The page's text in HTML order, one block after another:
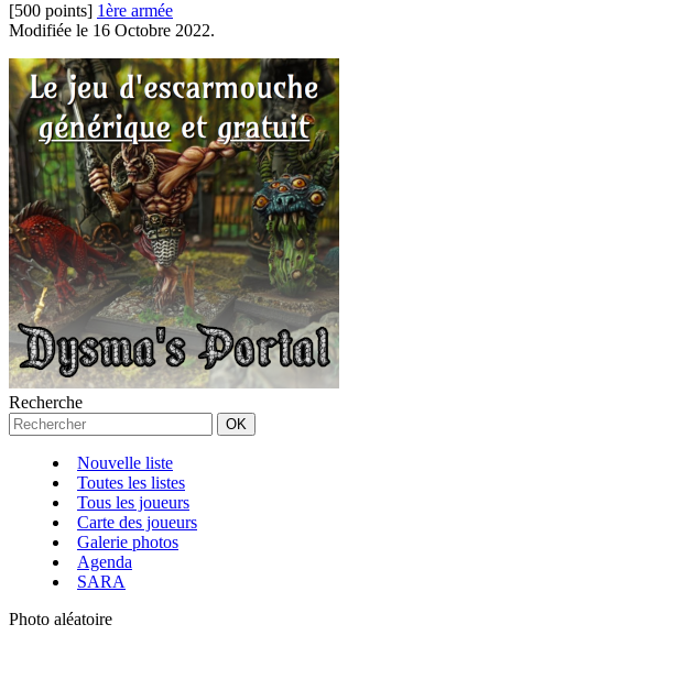
[500 points] 1ère armée
Modifiée le 16 Octobre 2022.
Recherche
Nouvelle liste
Toutes les listes
Tous les joueurs
Carte des joueurs
Galerie photos
Agenda
SARA
Photo aléatoire